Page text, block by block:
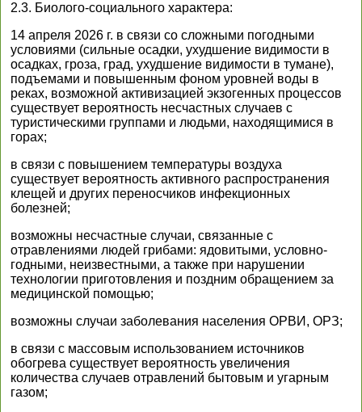
2.3. Биолого-социального характера:
14 апреля 2026 г. в связи со сложными погодными
условиями (сильные осадки, ухудшение видимости в
осадках, гроза, град, ухудшение видимости в тумане),
подъемами и повышенным фоном уровней воды в
реках, возможной активизацией экзогенных процессов
существует вероятность несчастных случаев с
туристическими группами и людьми, находящимися в
горах;
в связи с повышением температуры воздуха
существует вероятность активного распространения
клещей и других переносчиков инфекционных
болезней;
возможны несчастные случаи, связанные с
отравлениями людей грибами: ядовитыми, условно-
годными, неизвестными, а также при нарушении
технологии приготовления и поздним обращением за
медицинской помощью;
возможны случаи заболевания населения ОРВИ, ОРЗ;
в связи с массовым использованием источников
обогрева существует вероятность увеличения
количества случаев отравлений бытовым и угарным
газом;